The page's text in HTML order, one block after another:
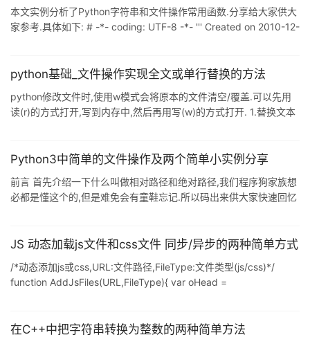
的内容 先来看
本文实例分析了Python字符串和文件操作常用函数.分享给大家供大
家参考.具体如下: # -*- coding: UTF-8 -*- ''' Created on 2010-12-
或者多个项 seq可以是字符串或者列表 aset应该是字符串或者列
python基础_文件操作实现全文或单行替换的方法
python修改文件时,使用w模式会将原本的文件清空/覆盖.可以先用
读(r)的方式打开,写到内存中,然后再用写(w)的方式打开. 1.替换文本
my tongue #将文件读取到内存中 with
Python3中简单的文件操作及两个简单小实例分享
前言 首先介绍一下什么叫做相对路径和绝对路径,我们程序狗家族想
必都是懂这个的,但是难免会有童鞋忘记.所以码出来供大家快速回忆
果是Windows系统,那么某一个文件的绝对路径可能是:
能是: /home/sherlockblaze/Documents/pythonworkspace
JS 动态加载js文件和css文件 同步/异步的两种简单方式
/*动态添加js或css,URL:文件路径,FileType:文件类型(js/css)*/
function AddJsFiles(URL,FileType){ var oHead =
document.createElement("script"); addheadfile
在C++中把字符串转换为整数的两种简单方法